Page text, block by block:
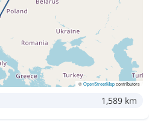
©OpenStreetMapcontributors
1,589 km